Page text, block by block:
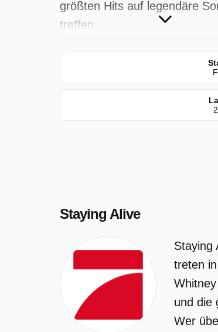
größten Hits auf legendäre
treffen.
Staying Alive wurde auf Pro7
ausgestrahlt am Samstag 2
18:15 Uhr.
Staying Alive
Staying
treten
und die
Wer